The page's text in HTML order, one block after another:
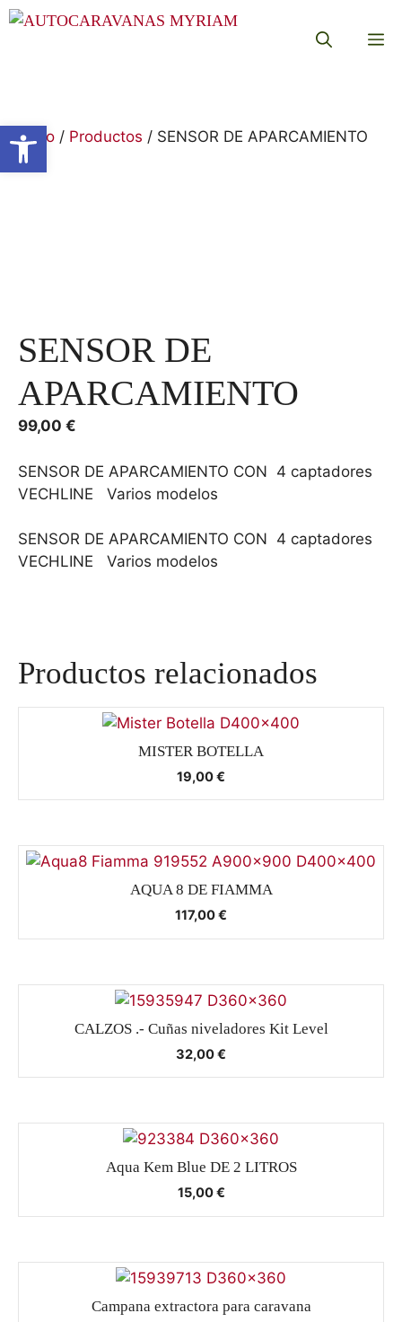
Abrir barra de herramientas
Saltar
Inicio / Productos / SENSOR DE APARCAMIENTO
SENSOR DE
APARCAMIENTO
99,00 €
SENSOR DE APARCAMIENTO CON 4 captadores
VECHLINE Varios modelos
SENSOR DE APARCAMIENTO CON 4 captadores
VECHLINE Varios modelos
Productos relacionados
MISTER BOTELLA
19,00€
AQUA 8 DE FIAMMA
117,00€
CALZOS .- Cuñas niveladores Kit Level
32,00€
Aqua Kem Blue DE 2 LITROS
15,00€
Campana extractora para caravana